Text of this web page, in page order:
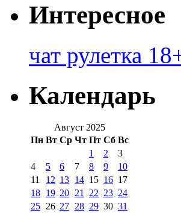
Интересное
чат рулетка
Календарь
Август 2025
Пн Вт Ср Чт Пт Сб Вс
1 2
3
4
5 6 7 8 9
10
11
12 13 14 15 16 17
18 19 20 21 22 23 24
25 26 27 28 29 30 31